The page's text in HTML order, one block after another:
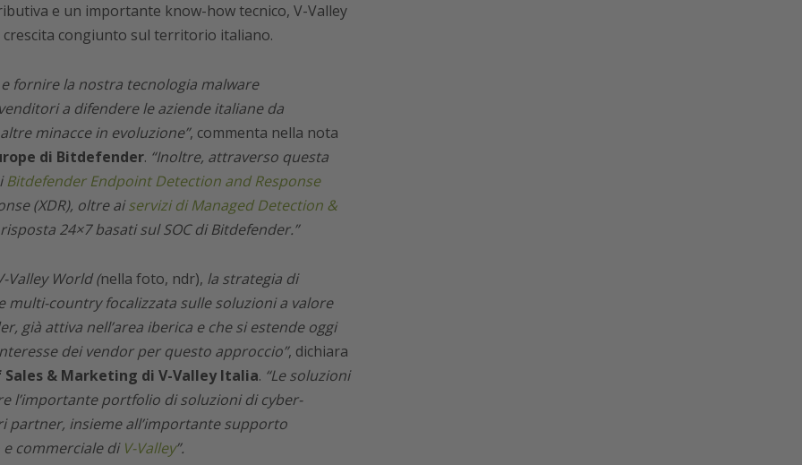
e un importante know-how tecnico, V-Valley
congiunto sul territorio italiano.
fornire la nostra tecnologia malware
a difendere le aziende italiane da
minacce in evoluzione”, commenta nella nota
di Bitdefender. “Inoltre, attraverso questa
Bitdefender Endpoint Detection and Response
(XDR), oltre aiservizi di Managed Detection &
24×7 basati sul SOC di Bitdefender.”
Valley World (nella foto, ndr), la strategia di
multi-country focalizzata sulle soluzioni a valore
già attiva nell’area iberica e che si estende oggi
dei vendor per questo approccio”, dichiara
Sales & Marketing di V-Valley Italia. “Le soluzioni
l’importante portfolio di soluzioni di cyber-
partner, insieme all’importante supporto
commerciale di V-Valley”.